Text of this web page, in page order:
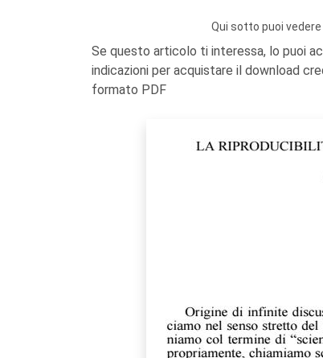
Qui sotto puoi
Se questo articolo ti interessa, lo puoi
indicazioni per acquistare il download
formato PDF